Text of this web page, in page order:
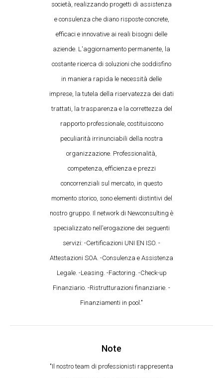
società, realizzando progetti di assistenza
e consulenza che diano risposte concrete,
efficaci e innovative ai reali bisogni delle
aziende. L'aggiornamento permanente, la
costante ricerca di soluzioni che soddisfino
in maniera rapida le necessità delle
imprese, la tutela della riservatezza dei dati
trattati, la trasparenza e la correttezza del
rapporto professionale, costituiscono
peculiarità irrinunciabili della nostra
organizzazione. Professionalità,
competenza, efficienza e prezzi
concorrenziali sul mercato, in questo
momento storico, sono elementi distintivi del
nostro gruppo. Il network di Newconsulting è
specializzato nell'erogazione dei seguenti
servizi: -Certificazioni UNI EN ISO. -
Attestazioni SOA. -Consulenza e Assistenza
Legale. -Leasing. -Factoring. -Check-up
Finanziario. -Ristrutturazioni finanziarie. -
Finanziamenti in pool."
Note
"Il nostro team di professionisti rappresenta